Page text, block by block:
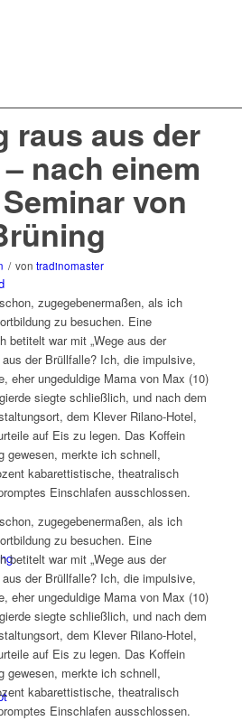
raus aus der
nach einem
von
/ von tradinomaster
zugegebenermaßen, als ich
zu besuchen. Eine
betitelt war mit „Wege aus der
der Brüllfalle? Ich, die impulsive,
eher ungeduldige Mama von Max (10)
siegte schließlich, und nach dem
dem Klever Rilano-Hotel,
auf Eis zu legen. Das Koffein
gewesen, merkte ich schnell,
kabarettistische, theatralisch
Einschlafen ausschlossen.
zugegebenermaßen, als ich
zu besuchen. Eine
betitelt war mit „Wege aus der
der Brüllfalle? Ich, die impulsive,
eher ungeduldige Mama von Max (10)
siegte schließlich, und nach dem
dem Klever Rilano-Hotel,
auf Eis zu legen. Das Koffein
gewesen, merkte ich schnell,
kabarettistische, theatralisch
Einschlafen ausschlossen.